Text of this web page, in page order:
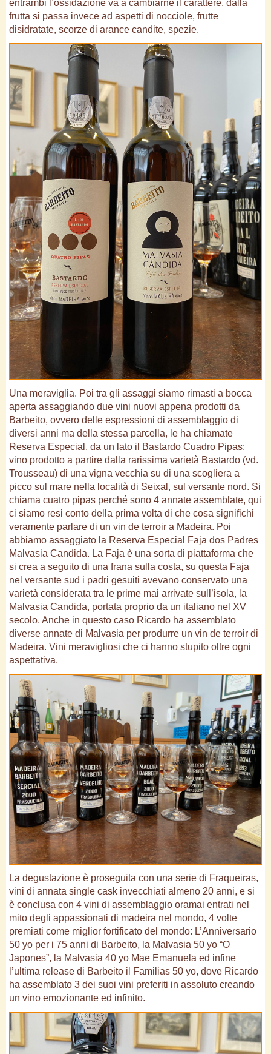
entrambi l’ossidazione va a cambiarne il carattere, dalla
frutta si passa invece ad aspetti di nocciole, frutte
disidratate, scorze di arance candite, spezie.
Una meraviglia. Poi tra gli assaggi siamo rimasti a bocca
aperta assaggiando due vini nuovi appena prodotti da
Barbeito, ovvero delle espressioni di assemblaggio di
diversi anni ma della stessa parcella, le ha chiamate
Reserva Especial, da un lato il Bastardo Cuadro Pipas:
vino prodotto a partire dalla rarissima varietà Bastardo (vd.
Trousseau) di una vigna vecchia su di una scogliera a
picco sul mare nella località di Seixal, sul versante nord. Si
chiama cuatro pipas perché sono 4 annate assemblate, qui
ci siamo resi conto della prima volta di che cosa significhi
veramente parlare di un vin de terroir a Madeira. Poi
abbiamo assaggiato la Reserva Especial Faja dos Padres
Malvasia Candida. La Faja è una sorta di piattaforma che
si crea a seguito di una frana sulla costa, su questa Faja
nel versante sud i padri gesuiti avevano conservato una
varietà considerata tra le prime mai arrivate sull’isola, la
Malvasia Candida, portata proprio da un italiano nel XV
secolo. Anche in questo caso Ricardo ha assemblato
diverse annate di Malvasia per produrre un vin de terroir di
Madeira. Vini meravigliosi che ci hanno stupito oltre ogni
aspettativa.
La degustazione è proseguita con una serie di Fraqueiras,
vini di annata single cask invecchiati almeno 20 anni, e si
è conclusa con 4 vini di assemblaggio oramai entrati nel
mito degli appassionati di madeira nel mondo, 4 volte
premiati come miglior fortificato del mondo: L’Anniversario
50 yo per i 75 anni di Barbeito, la Malvasia 50 yo “O
Japones”, la Malvasia 40 yo Mae Emanuela ed infine
l’ultima release di Barbeito il Familias 50 yo, dove Ricardo
ha assemblato 3 dei suoi vini preferiti in assoluto creando
un vino emozionante ed infinito.